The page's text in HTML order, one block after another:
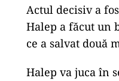
Actul decisiv a
Halep a făcut un
ce a salvat două
Halep va juca în